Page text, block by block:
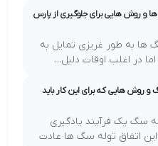
روش هایی برای جلوگیری از پارس
ها به طور غریزی تمایل به
در اغلب اوقات دلیل...
روش هایی که برای این کار باید
سگ یک فرآیند یادگیری
اتفاق توله سگ ها عادت